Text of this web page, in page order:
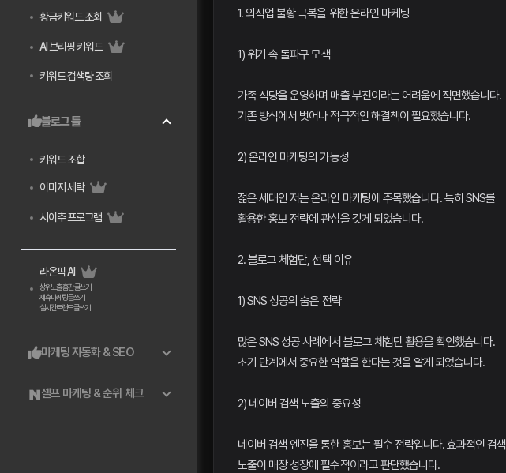
황금키워드 조회
AI 브리핑 키워드
키워드 검색량 조회
블로그 툴
키워드 조합
이미지 세탁
서이추 프로그램
라온픽 AI
상위노출 홈판 글쓰기
제휴마케팅 글쓰기
실시간트랜드 글쓰기
마케팅 자동화 & SEO
셀프 마케팅 & 순위 체크
1. 외식업 불황 극복을 위한 온라인 마케팅
1) 위기 속 돌파구 모색
가족 식당을 운영하며 매출 부진이라는 어려움에 직면했습니다.
기존 방식에서 벗어나 적극적인 해결책이 필요했습니다.
2) 온라인 마케팅의 가능성
젊은 세대인 저는 온라인 마케팅에 주목했습니다. 특히 SNS를
활용한 홍보 전략에 관심을 갖게 되었습니다.
2. 블로그 체험단, 선택 이유
1) SNS 성공의 숨은 전략
많은 SNS 성공 사례에서 블로그 체험단 활용을 확인했습니다.
초기 단계에서 중요한 역할을 한다는 것을 알게 되었습니다.
2) 네이버 검색 노출의 중요성
네이버 검색 엔진을 통한 홍보는 필수 전략입니다. 효과적인 검색
노출이 매장 성장에 필수적이라고 판단했습니다.